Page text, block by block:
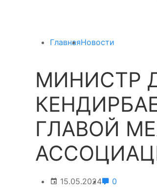
ГлавнаяНовости
МИНИСТР
ГЛАВОЙ
15.05.2024 0